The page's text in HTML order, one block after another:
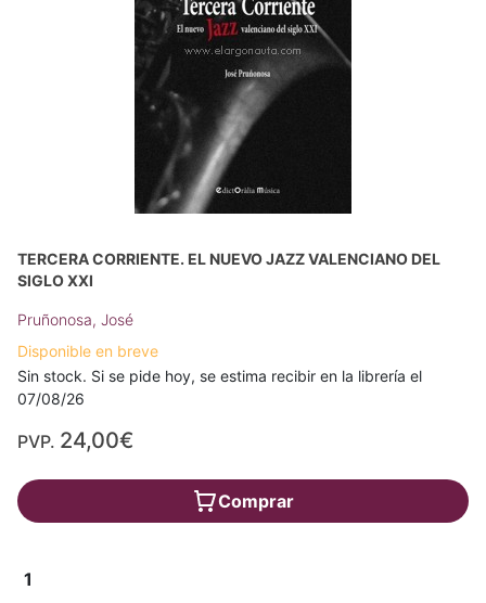
TERCERA CORRIENTE. EL NUEVO JAZZ VALENCIANO DEL
SIGLO XXI
Pruñonosa, José
Disponible en breve
Sin stock. Si se pide hoy, se estima recibir en la librería el
07/08/26
PVP. 24,00€
Comprar
1